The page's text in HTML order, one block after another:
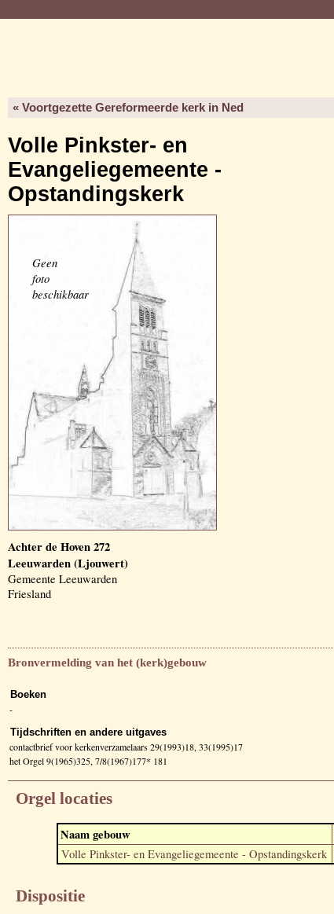
« Voortgezette Gereformeerde kerk in Ned
Volle Pinkster- en
Evangeliegemeente -
Opstandingskerk
Geen
foto
beschikbaar
Achter de Hoven 272
Leeuwarden (Ljouwert)
Gemeente Leeuwarden
Friesland
Bronvermelding van het (kerk)gebouw
Boeken
-
Tijdschriften en andere uitgaves
contactbrief voor kerkenverzamelaars 29(1993)18, 33(1995)17
het Orgel 9(1965)325, 7/8(1967)177* 181
Orgel locaties
Naam gebouw
Volle Pinkster- en Evangeliegemeente - Opstandingskerk
Dispositie